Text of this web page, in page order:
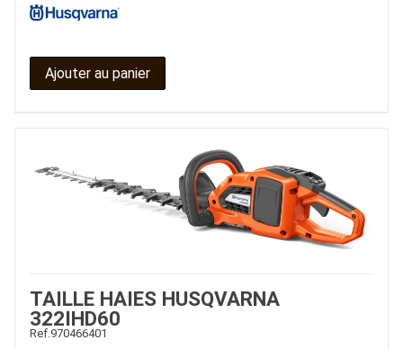
Ajouter au panier
TAILLE HAIES HUSQVARNA
322IHD60
Ref.970466401